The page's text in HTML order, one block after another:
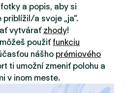
a popis, aby si
a svoje „ja“.
vytváraťzhody!
použiťfunkciu
nášho prémiového
ti umožní zmeniť polohu a
v inom meste.